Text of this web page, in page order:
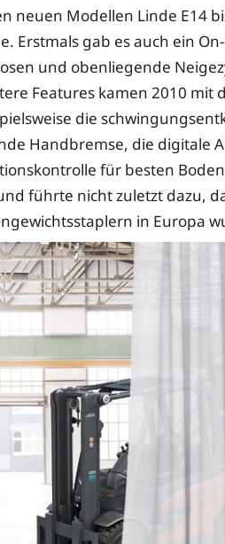
neuen Modellen Linde E14
Erstmals gab es auch ein
und obenliegende
Features kamen 2010 mit
die
Handbremse, die digitale
für besten
führte nicht zuletzt dazu,
in Europa